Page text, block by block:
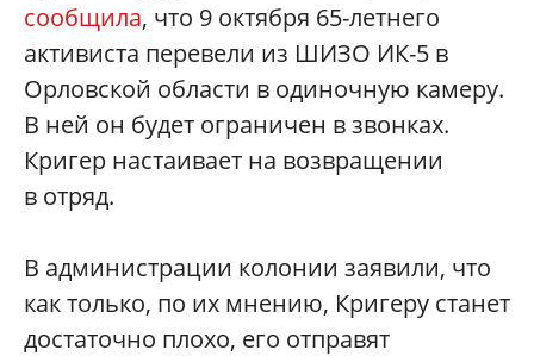
сообщила, что 9 октября 65-летнего
активиста перевели из ШИЗО ИК-5 в
Орловской области в одиночную камеру.
В ней он будет ограничен в звонках.
Кригер настаивает на возвращении
в отряд.
В администрации колонии заявили, что
как только, по их мнению, Кригеру станет
достаточно плохо, его отправят